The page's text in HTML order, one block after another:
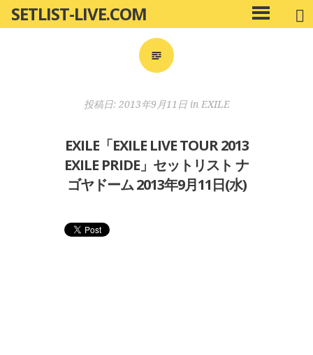
ン
SETLIST-LIVE.COM
メ
イ
投稿日: 2013年9月11日in EXILE
EXILE「EXILE LIVE TOUR 2013
EXILE PRIDE」セットリスト ナ
ゴヤドーム 2013年9月11日(水)